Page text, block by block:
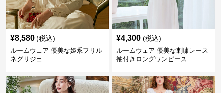
¥8,580 (税込)
ルームウェア 優美な姫系フリル
ネグリジェ
¥4,300 (税込)
ルームウェア 優美な刺繍レース
袖付きロングワンピース